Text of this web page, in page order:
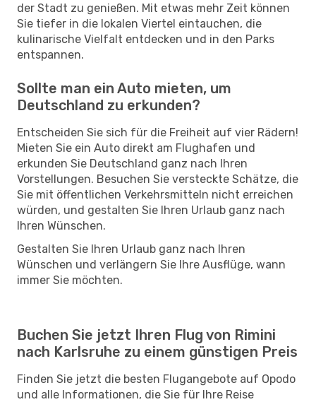
der Stadt zu genießen. Mit etwas mehr Zeit können
Sie tiefer in die lokalen Viertel eintauchen, die
kulinarische Vielfalt entdecken und in den Parks
entspannen.
Sollte man ein Auto mieten, um
Deutschland zu erkunden?
Entscheiden Sie sich für die Freiheit auf vier Rädern!
Mieten Sie ein Auto direkt am Flughafen und
erkunden Sie Deutschland ganz nach Ihren
Vorstellungen. Besuchen Sie versteckte Schätze, die
Sie mit öffentlichen Verkehrsmitteln nicht erreichen
würden, und gestalten Sie Ihren Urlaub ganz nach
Ihren Wünschen.
Gestalten Sie Ihren Urlaub ganz nach Ihren
Wünschen und verlängern Sie Ihre Ausflüge, wann
immer Sie möchten.
Buchen Sie jetzt Ihren Flug von Rimini
nach Karlsruhe zu einem günstigen Preis
Finden Sie jetzt die besten Flugangebote auf Opodo
und alle Informationen, die Sie für Ihre Reise